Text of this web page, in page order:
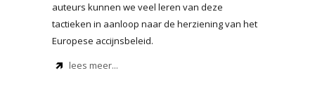
auteurs kunnen we veel leren van deze
tactieken in aanloop naar de herziening van het
Europese accijnsbeleid.
lees meer...